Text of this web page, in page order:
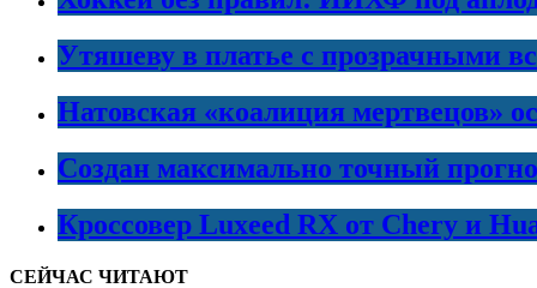
Утяшеву в платье с прозрачными
Натовская «коалиция мертвецов»
Создан максимально точный
Кроссовер Luxeed RX от Chery и
СЕЙЧАС ЧИТАЮТ